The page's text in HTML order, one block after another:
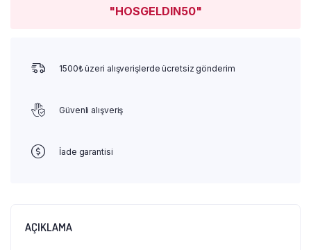
"HOSGELDIN50"
1500₺ üzeri alışverişlerde ücretsiz gönderim
Güvenli alışveriş
İade garantisi
AÇIKLAMA